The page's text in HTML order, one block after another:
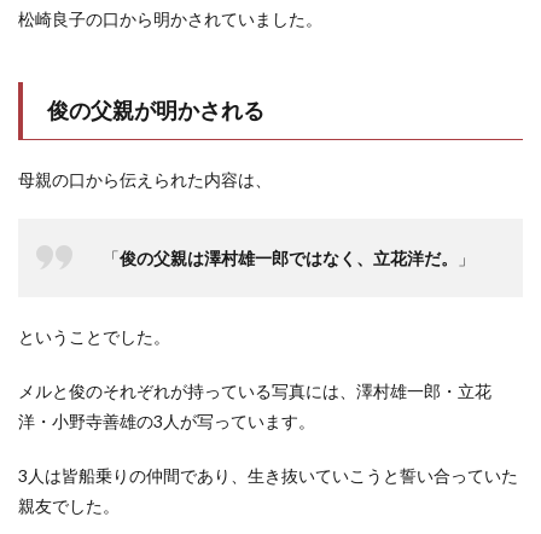
松崎良子の口から明かされていました。
俊の父親が明かされる
母親の口から伝えられた内容は、
「俊の父親は澤村雄一郎ではなく、立花洋だ。 」
ということでした。
メルと俊のそれぞれが持っている写真には、澤村雄一郎・立花
洋・小野寺善雄の3人が写っています。
3人は皆船乗りの仲間であり、生き抜いていこうと誓い合っていた
親友でした。